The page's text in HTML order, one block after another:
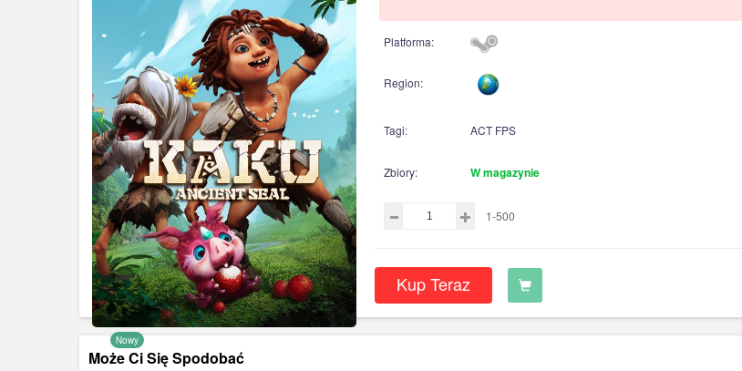
Nowy
Platforma:
Region:
Tagi: ACT FPS
Zbiory: W magazynie
1-500
Kup Teraz
Może Ci Się Spodobać